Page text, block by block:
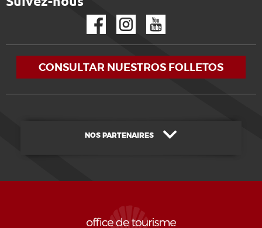
CONSULTAR NUESTROS FOLLETOS
NOS PARTENAIRES